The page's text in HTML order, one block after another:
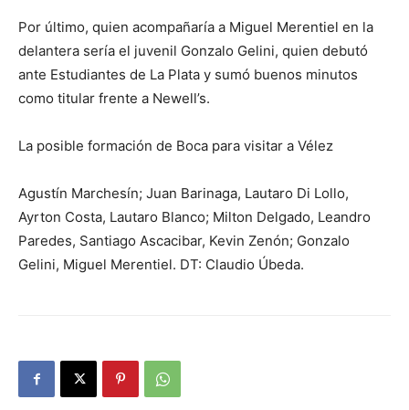
Por último, quien acompañaría a Miguel Merentiel en la
delantera sería el juvenil Gonzalo Gelini, quien debutó
ante Estudiantes de La Plata y sumó buenos minutos
como titular frente a Newell’s.
La posible formación de Boca para visitar a Vélez
Agustín Marchesín; Juan Barinaga, Lautaro Di Lollo,
Ayrton Costa, Lautaro Blanco; Milton Delgado, Leandro
Paredes, Santiago Ascacibar, Kevin Zenón; Gonzalo
Gelini, Miguel Merentiel. DT: Claudio Úbeda.